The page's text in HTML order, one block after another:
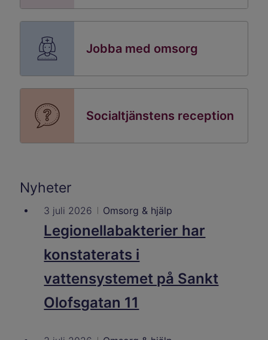
Jobba med omsorg
Socialtjänstens reception
Nyheter
3 juli 2026 Omsorg & hjälp
Legionellabakterier har
konstaterats i
vattensystemet på Sankt
Olofsgatan 11